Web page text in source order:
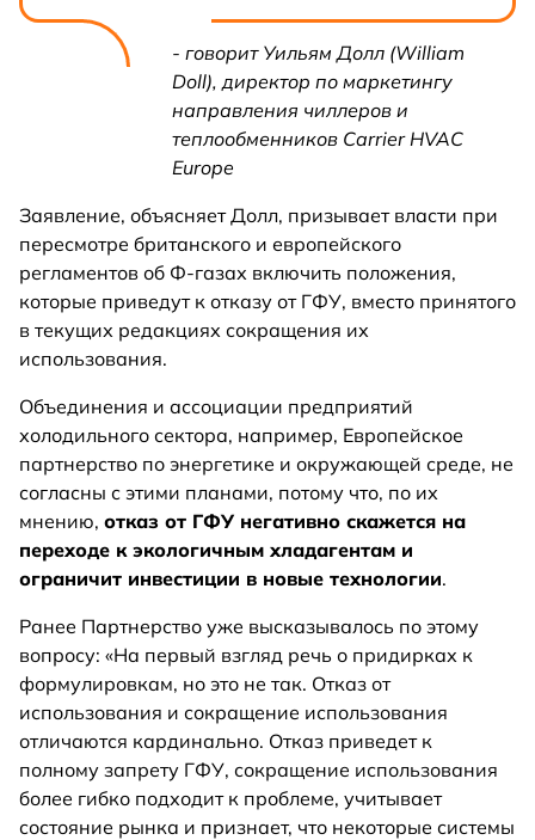
- говорит Уильям Долл (William
Doll), директор по маркетингу
направления чиллеров и
теплообменников Carrier HVAC
Europe
Заявление, объясняет Долл, призывает власти при
пересмотре британского и европейского
регламентов об Ф-газах включить положения,
которые приведут к отказу от ГФУ, вместо принятого
в текущих редакциях сокращения их
использования.
Объединения и ассоциации предприятий
холодильного сектора, например, Европейское
партнерство по энергетике и окружающей среде, не
согласны с этими планами, потому что, по их
мнению, отказ от ГФУ негативно скажется на
переходе к экологичным хладагентам и
ограничит инвестиции в новые технологии.
Ранее Партнерство уже высказывалось по этому
вопросу: «На первый взгляд речь о придирках к
формулировкам, но это не так. Отказ от
использования и сокращение использования
отличаются кардинально. Отказ приведет к
полному запрету ГФУ, сокращение использования
более гибко подходит к проблеме, учитывает
состояние рынка и признает, что некоторые системы